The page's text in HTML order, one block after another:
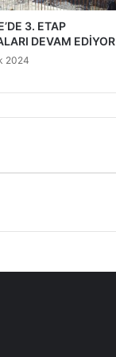
3. ETAP
DEVAM EDİYOR
2024